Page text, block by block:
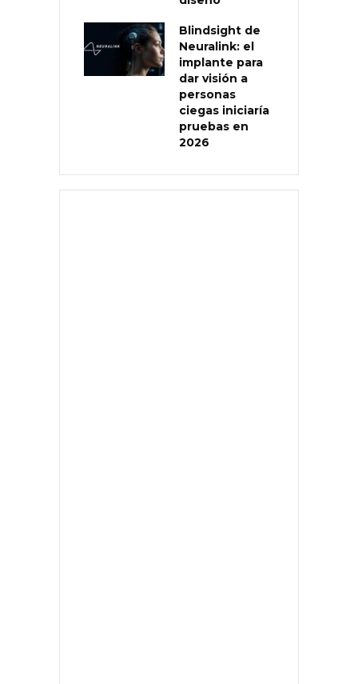
Blindsight de
Neuralink: el
implante para
dar visión a
personas
ciegas iniciaría
pruebas en
2026